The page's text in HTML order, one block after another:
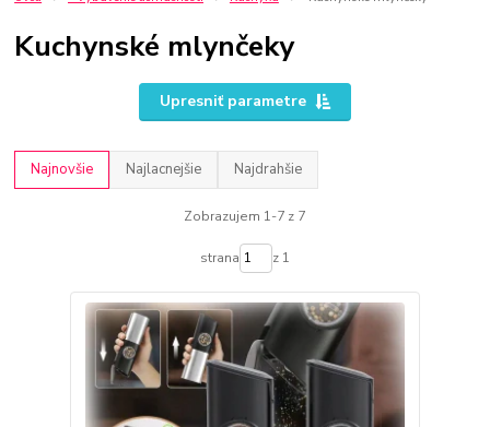
Kuchynské mlynčeky
Upresniť parametre
Najnovšie Najlacnejšie Najdrahšie
Zobrazujem 1-7 z 7
strana z 1